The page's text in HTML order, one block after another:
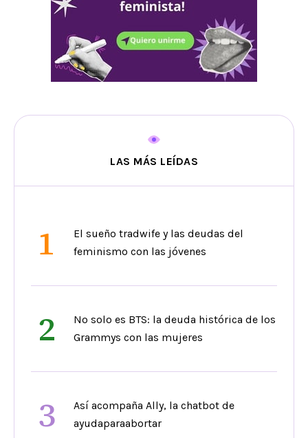
LAS MÁS LEÍDAS
1
El sueño tradwife y las deudas del
feminismo con las jóvenes
2
No solo es BTS: la deuda histórica de los
Grammys con las mujeres
3
Así acompaña Ally, la chatbot de
ayudaparaabortar